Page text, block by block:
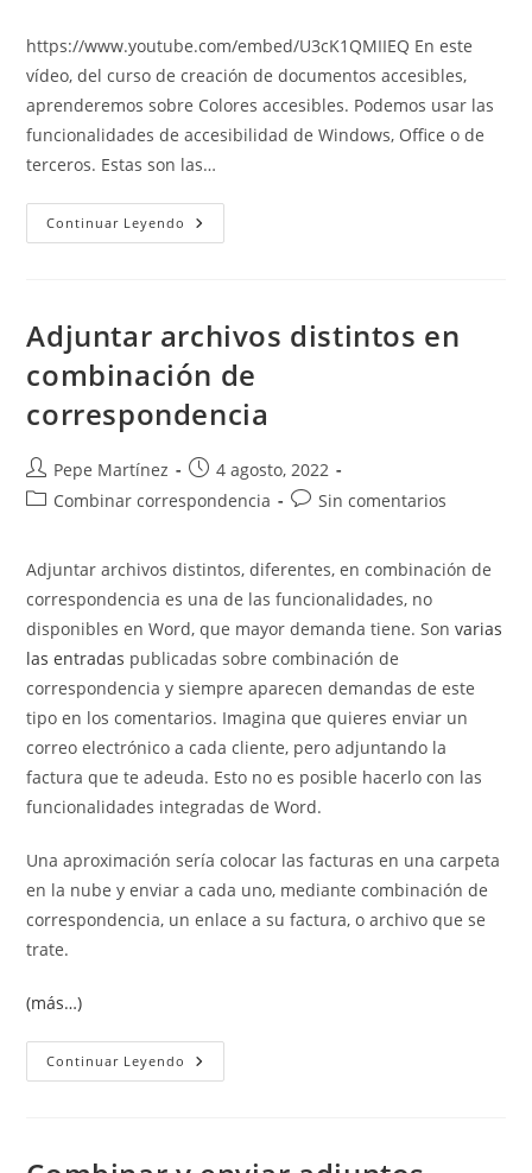
la
entrada:
entrada:
https://www.youtube.com/embed/U3cK1QMIIEQ En este
vídeo, del curso de creación de documentos accesibles,
aprenderemos sobre Colores accesibles. Podemos usar las
funcionalidades de accesibilidad de Windows, Office o de
terceros. Estas son las…
Continuar Leyendo Colores
Accesibles.
Adjuntar archivos distintos en
combinación de
correspondencia
Autor
de
Pepe Martínez
Publicación
de
la
4 agosto, 2022
Categoría
entrada:
Combinar correspondencia
Comentarios
entrada:
Sin comentarios
Adjuntar archivos distintos, diferentes, en combinación de
correspondencia es una de las funcionalidades, no
disponibles en Word, que mayor demanda tiene. Sonvarias
las entradas publicadas sobre combinación de
correspondencia y siempre aparecen demandas de este
tipo en los comentarios. Imagina que quieres enviar un
correo electrónico a cada cliente, pero adjuntando la
factura que te adeuda. Esto no es posible hacerlo con las
funcionalidades integradas de Word.
Una aproximación sería colocar las facturas en una carpeta
en la nube y enviar a cada uno, mediante combinación de
correspondencia, un enlace a su factura, o archivo que se
trate.
(más…)
Continuar Leyendo Adjuntar
Archivos
Correspondencia